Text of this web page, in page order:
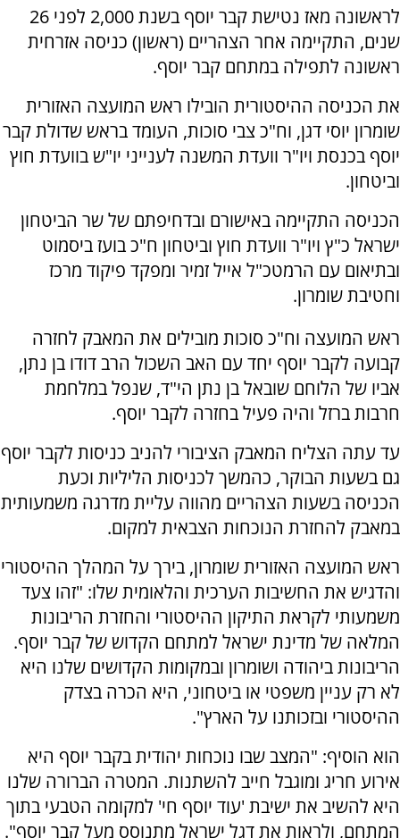
לראשונה מאז נטישת קבר יוסף בשנת 2,000 לפני 26
שנים, התקיימה אחר הצהריים (ראשון) כניסה אזרחית
ראשונה לתפילה במתחם קבר יוסף.
את הכניסה ההיסטורית הובילו ראש המועצה האזורית
שומרון יוסי דגן, וח"כ צבי סוכות, העומד בראש שדולת קבר
יוסף בכנסת ויו"ר וועדת המשנה לענייני יו"ש בוועדת חוץ
וביטחון.
הכניסה התקיימה באישורם ובדחיפתם של שר הביטחון
ישראל כ"ץ ויו"ר וועדת חוץ וביטחון ח"כ בועז ביסמוט
ובתיאום עם הרמטכ"ל אייל זמיר ומפקד פיקוד מרכז
וחטיבת שומרון.
ראש המועצה וח"כ סוכות מובילים את המאבק לחזרה
קבועה לקבר יוסף יחד עם האב השכול הרב דודו בן נתן,
אביו של הלוחם שובאל בן נתן הי"ד, שנפל במלחמת
חרבות ברזל והיה פעיל בחזרה לקבר יוסף.
עד עתה הצליח המאבק הציבורי להניב כניסות לקבר יוסף
גם בשעות הבוקר, כהמשך לכניסות הליליות וכעת
הכניסה בשעות הצהריים מהווה עליית מדרגה משמעותית
במאבק להחזרת הנוכחות הצבאית למקום.
ראש המועצה האזורית שומרון, בירך על המהלך ההיסטורי
והדגיש את החשיבות הערכית והלאומית שלו: "זהו צעד
משמעותי לקראת התיקון ההיסטורי והחזרת הריבונות
המלאה של מדינת ישראל למתחם הקדוש של קבר יוסף.
הריבונות ביהודה ושומרון ובמקומות הקדושים שלנו היא
לא רק עניין משפטי או ביטחוני, היא הכרה בצדק
ההיסטורי ובזכותנו על הארץ".
הוא הוסיף: "המצב שבו נוכחות יהודית בקבר יוסף היא
אירוע חריג ומוגבל חייב להשתנות. המטרה הברורה שלנו
היא להשיב את ישיבת 'עוד יוסף חי' למקומה הטבעי בתוך
המתחם, ולראות את דגל ישראל מתנוסס מעל קבר יוסף".